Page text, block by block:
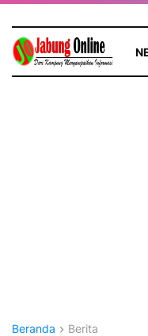
Beranda Berita